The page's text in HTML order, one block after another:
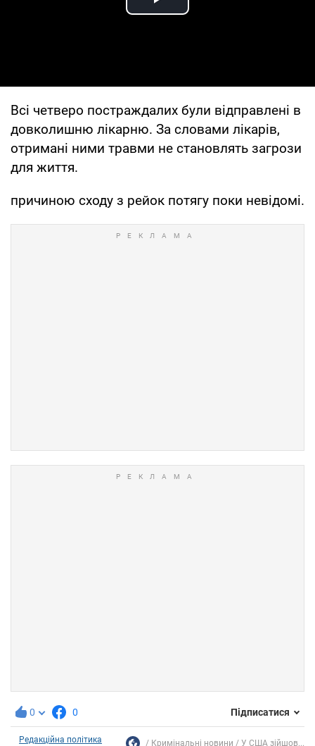
Play Video
Всі четверо постраждалих були відправлені в
довколишню лікарню. За словами лікарів,
отримані ними травми не становлять загрози
для життя.
причиною сходу з рейок потягу поки невідомі.
0 0 Підписатися
Редакційна політика Кримінальні новини У США зійшов...